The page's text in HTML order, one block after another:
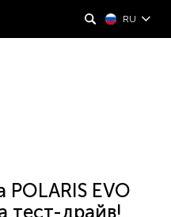
RU
EVO
тест-драйв!